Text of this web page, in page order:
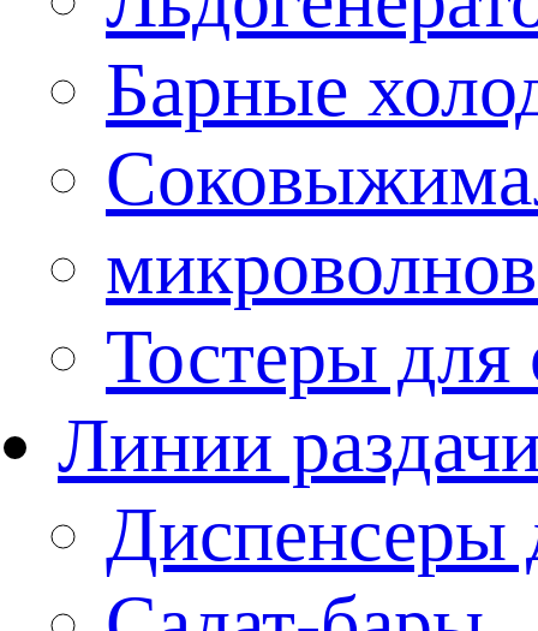
Барные
Тостеры
Линии
Диспенсеры